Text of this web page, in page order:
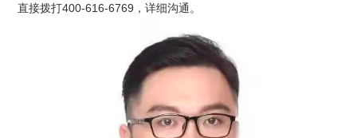
直接拨打400-616-6769，详细沟通。